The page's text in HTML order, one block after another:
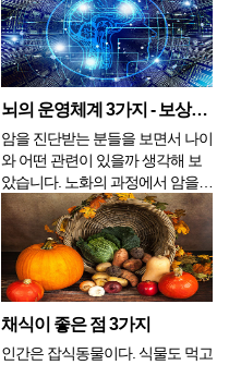
바뀔 때마다 반복되는 결심이다.
작심삼일이라는 말이 있듯이 하루,
이틀이 지나고 지난해와 달라진 것
없는 일상을 보내다 보면 어느새
운동하는 일정은 뒤로 밀...
뇌의 운영체계 3가지 - 보상ㆍ불안ㆍ이성
암을 진단받는 분들을 보면서 나이
와 어떤 관련이 있을까 생각해 보
았습니다. 노화의 과정에서 암을
진단받는 분들이 많지만 비교적 젊
은 나이에 암을 진단받는 분들도
많아졌습니다. 아직 어린 자녀가
있는 분들의 경우 한 가정을 혼돈
과 고통 속으로 몰아넣기에 충분합
니다. 다행히 ...
채식이 좋은 점 3가지
인간은 잡식동물이다. 식물도 먹고